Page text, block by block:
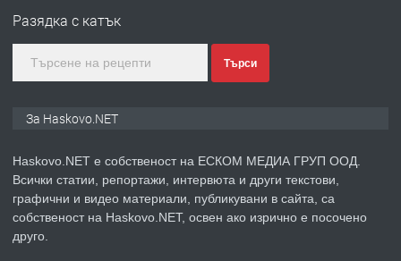
преди 4 дни
ПРЕДЛАГА
НАПЪЛНО ОБЗАВЕДЕН И
Разядка с катък
Търси
За Haskovo.NET
Haskovo.NET е собственост на ЕСКОМ МЕДИА ГРУП ООД.
Всички статии, репортажи, интервюта и други текстови,
графични и видео материали, публикувани в сайта, са
собственост на Haskovo.NET, освен ако изрично е посочено
друго.